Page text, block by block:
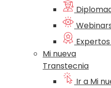
Mi nueva
Transtecnia
Ir a Mi